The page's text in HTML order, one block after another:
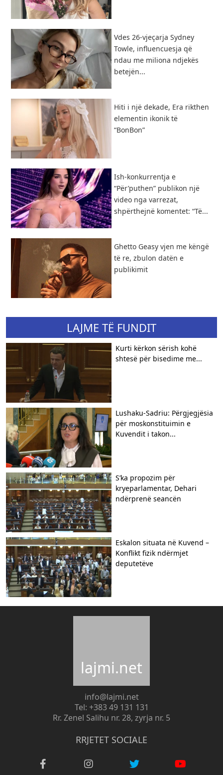
Vdes 26-vjeçarja Sydney
Towle, influencuesja që
ndau me miliona ndjekës
betejën...
Hiti i një dekade, Era rikthen
elementin ikonik të
“BonBon”
Ish-konkurrentja e
“Për’puthen” publikon një
video nga varrezat,
shpërthejnë komentet: “Të...
Ghetto Geasy vjen me këngë
të re, zbulon datën e
publikimit
LAJME TË FUNDIT
Kurti kërkon sërish kohë
shtesë për bisedime me...
Lushaku-Sadriu: Përgjegjësia
për moskonstituimin e
Kuvendit i takon...
S’ka propozim për
kryeparlamentar, Dehari
ndërprenë seancën
Eskalon situata në Kuvend –
Konflikt fizik ndërmjet
deputetëve
lajmi.net
info@lajmi.net
Tel: +383 49 131 131
Rr. Zenel Salihu nr. 28, zyrja nr. 5
RRJETET SOCIALE